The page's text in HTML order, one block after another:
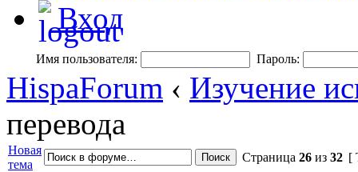
Вход
Имя пользователя: Пароль:
HispaForum ‹ Изучение
перевода
Новая
тема
Страница 26 из 32 [